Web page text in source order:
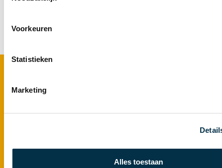
Voorkeuren
Statistieken
Marketing
Alles toestaan
Footer
Dementie
Syndroom van Korsakov